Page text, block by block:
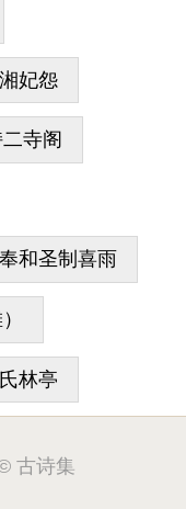
妃怨
寺阁
奉和圣制喜雨
林亭
古诗集